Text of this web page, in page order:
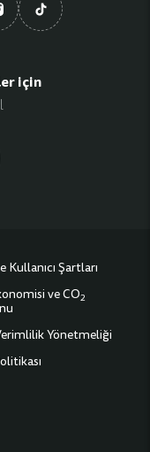
için
Kullanıcı Şartları
ve CO2
Yönetmeliği